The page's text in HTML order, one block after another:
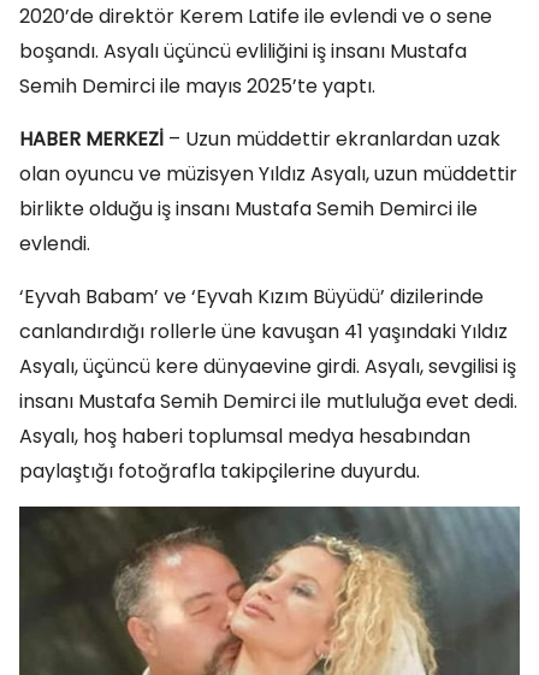
2020’de direktör Kerem Latife ile evlendi ve o sene
boşandı. Asyalı üçüncü evliliğini iş insanı Mustafa
Semih Demirci ile mayıs 2025’te yaptı.
HABER MERKEZİ – Uzun müddettir ekranlardan uzak
olan oyuncu ve müzisyen Yıldız Asyalı, uzun müddettir
birlikte olduğu iş insanı Mustafa Semih Demirci ile
evlendi.
‘Eyvah Babam’ ve ‘Eyvah Kızım Büyüdü’ dizilerinde
canlandırdığı rollerle üne kavuşan 41 yaşındaki Yıldız
Asyalı, üçüncü kere dünyaevine girdi. Asyalı, sevgilisi iş
insanı Mustafa Semih Demirci ile mutluluğa evet dedi.
Asyalı, hoş haberi toplumsal medya hesabından
paylaştığı fotoğrafla takipçilerine duyurdu.